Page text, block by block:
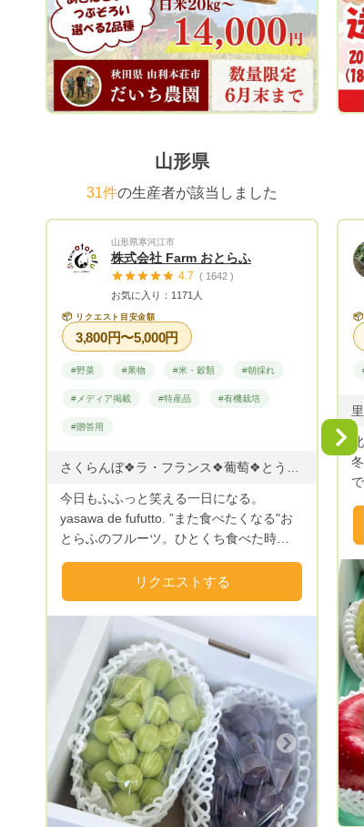
味
い。 第124回県
山形県
31件の生産者が該当しました
山形県寒河江市
株式会社 Farm おとらふ
4.7 ( 1642 )
お気に入り：1171人
📦 リクエスト目安金額
3,800円〜5,000円
#野菜 #果物 #米・穀類 #朝採れ
#メディア掲載 #特産品 #有機栽培
#贈答用
今日もふふっと笑える一日になる。
yasawa de fufutto. ”また食べたくなる"お
とらふのフルーツ。ひとくち食べた時
くりを目指しています。 Farmおとらふの
名前の由来は、おうとうの「おと」、ラ・
フランスの「らふ」からきています。おう
とう［桜桃］とは、さくらんぼのこと。
「らふ」にはもう一つの意味があって、ら
ふ［laugh］の笑うことです。 ここ寒河江
市谷沢は、流麗な山々に囲まれており、澄
んだ空気がとてもおいしく、のどかなとこ
ろです。私たちはこの自然の中で（時には
雨の中、時には雪の中）気持ちよく農作業
をしています。 おとらふは、寒河江市
No,1の観光果樹園でさくらんぼ狩り部門1
位を目指します。観光施設では農業体験や
リクエストする
Next
📦
Previous